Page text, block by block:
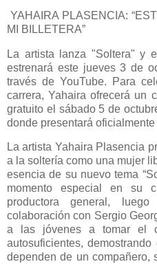
YAHAIRA PLASENCIA:
MI BILLETERA”
La artista lanza "Soltera" y
estrenará este jueves 3 de
través de YouTube. Para
carrera, Yahaira ofrecerá un
gratuito el sábado 5 de
donde presentará
La artista Yahaira Plasencia
a la soltería como una mujer
esencia de su nuevo tema
momento especial en su
productora general,
colaboración con Sergio
a las jóvenes a tomar el
autosuficientes,
dependen de un